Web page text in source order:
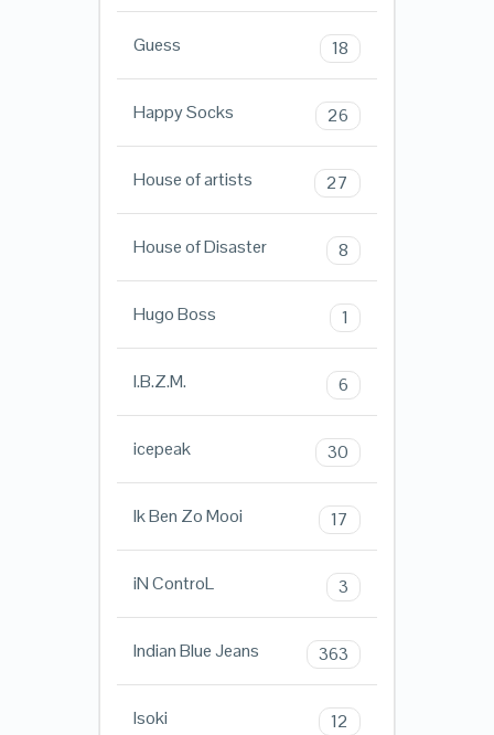
Guess 18
Happy Socks 26
House of artists 27
House of Disaster 8
Hugo Boss 1
I.B.Z.M. 6
icepeak 30
Ik Ben Zo Mooi 17
iN ControL 3
Indian Blue Jeans 363
Isoki 12